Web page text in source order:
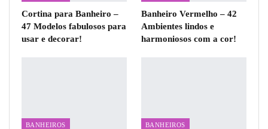
Cortina para Banheiro –
47 Modelos fabulosos para
usar e decorar!
Banheiro Vermelho – 42
Ambientes lindos e
harmoniosos com a cor!
BANHEIROS BANHEIROS